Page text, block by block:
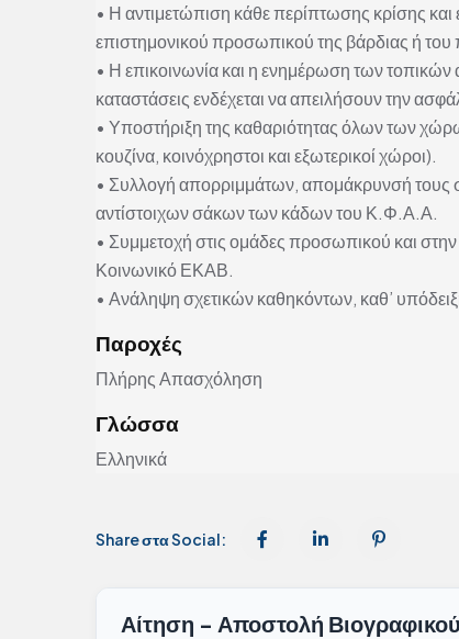
• Η αντιμετώπιση κάθε περίπτωσης κρίσης και
επιστημονικού προσωπικού της βάρδιας ή
• Η επικοινωνία και η ενημέρωση των
καταστάσεις ενδέχεται να απειλήσουν την
• Υποστήριξη της καθαριότητας όλων των
κουζίνα, κοινόχρηστοι και εξωτερικοί χώροι).
• Συλλογή απορριμμάτων, απομάκρυνσή τους
αντίστοιχων σάκων των κάδων του Κ.Φ.Α.Α.
• Συμμετοχή στις ομάδες προσωπικού και
Κοινωνικό ΕΚΑΒ.
• Ανάληψη σχετικών καθηκόντων, καθ’
Παροχές
Πλήρης Απασχόληση
Γλώσσα
Ελληνικά
Share στα Social:
Αίτηση - Αποστολή Βιογραφικού